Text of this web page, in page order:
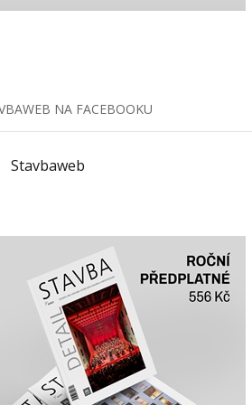
NA FACEBOOKU
Stavbaweb